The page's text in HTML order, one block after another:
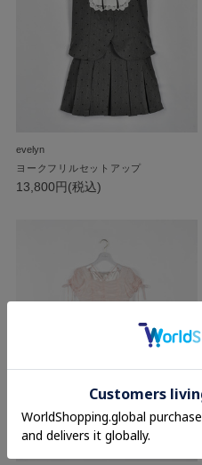
evelyn
ヨークフリルセットアップ
13,800円(税込)